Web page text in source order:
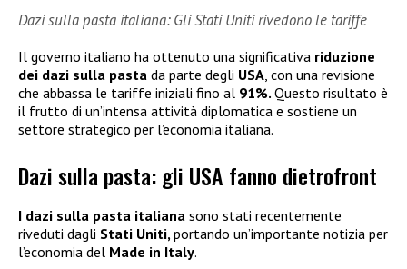
Dazi sulla pasta italiana: Gli Stati Uniti rivedono le tariffe
Il governo italiano ha ottenuto una significativa riduzione
dei dazi sulla pasta da parte degli USA, con una revisione
che abbassa le tariffe iniziali fino al 91%. Questo risultato è
il frutto di un’intensa attività diplomatica e sostiene un
settore strategico per l’economia italiana.
Dazi sulla pasta: gli USA fanno dietrofront
I dazi sulla pasta italiana sono stati recentemente
riveduti dagli Stati Uniti, portando un’importante notizia per
l’economia del Made in Italy.